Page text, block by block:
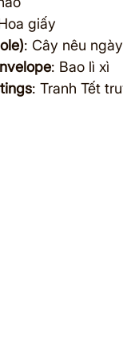
giấy
: Cây nêu
: Bao lì xì
: Tranh Tết